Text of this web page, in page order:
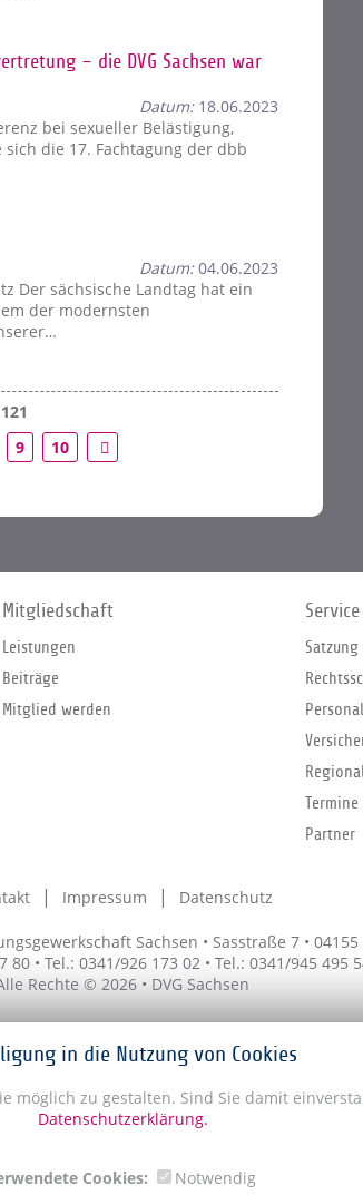
– die DVG Sachsen war
Datum:18.06.2023
bei sexueller Belästigung,
die 17. Fachtagung der dbb
Datum:04.06.2023
Der sächsische Landtag hat ein
der modernsten
9 10
Mitgliedschaft
Leistungen
Beiträge
Mitglied werden
Service
Satzung
Termine
Partner
Impressum Datenschutz
Sachsen • Sasstraße 7 •
80 • Tel.: 0341/926 173 02 • Tel.: 0341/945 495
Rechte © 2026 • DVG Sachsen
in die Nutzung von Cookies
möglich zu gestalten. Sind Sie damit
Datenschutzerklärung.
Cookies: Notwendig